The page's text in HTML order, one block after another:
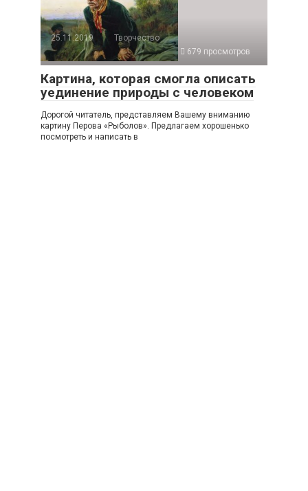
25.11.2019
Творчество
679 просмотров
Картина, которая смогла описать
уединение природы с человеком
Дорогой читатель, представляем Вашему вниманию
картину Перова «Рыболов». Предлагаем хорошенько
посмотреть и написать в